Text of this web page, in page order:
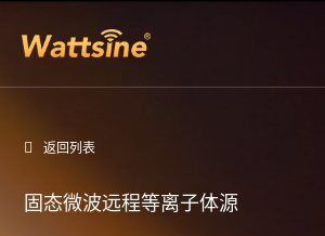
返回列表
固态微波远程等离子体源